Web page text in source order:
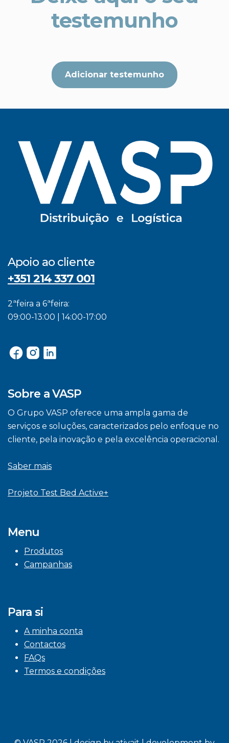
testemunho
Adicionar testemunho
Apoio ao cliente
+351 214 337 001
2ªfeira a 6ªfeira:
09:00-13:00 | 14:00-17:00
Sobre a VASP
O Grupo VASP oferece uma ampla gama de
serviços e soluções, caracterizados pelo enfoque no
cliente, pela inovação e pela excelência operacional.
Saber mais
Projeto Test Bed Active+
Menu
Produtos
Campanhas
Para si
A minha conta
Contactos
FAQs
Termos e condições